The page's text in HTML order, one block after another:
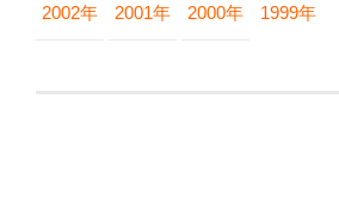
2002年 2001年 2000年 1999年